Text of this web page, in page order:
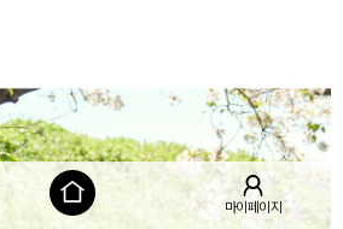
마이페이지